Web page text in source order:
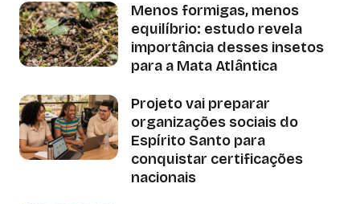
Menos formigas, menos
equilíbrio: estudo revela
importância desses insetos
para a Mata Atlântica
Projeto vai preparar
organizações sociais do
Espírito Santo para
conquistar certificações
nacionais